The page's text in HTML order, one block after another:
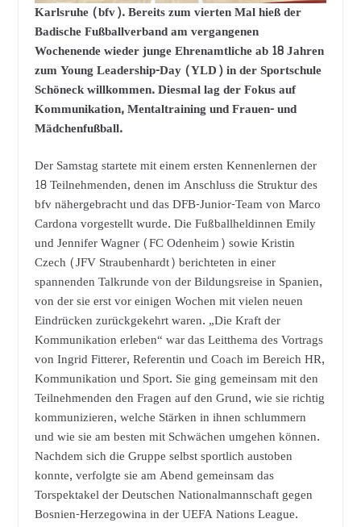
Karlsruhe (bfv). Bereits zum vierten Mal hieß der
Badische Fußballverband am vergangenen
Wochenende wieder junge Ehrenamtliche ab 18 Jahren
zum Young Leadership-Day (YLD) in der Sportschule
Schöneck willkommen. Diesmal lag der Fokus auf
Kommunikation, Mentaltraining und Frauen- und
Mädchenfußball.
Der Samstag startete mit einem ersten Kennenlernen der
18 Teilnehmenden, denen im Anschluss die Struktur des
bfv nähergebracht und das DFB-Junior-Team von Marco
Cardona vorgestellt wurde. Die Fußballheldinnen Emily
und Jennifer Wagner (FC Odenheim) sowie Kristin
Czech (JFV Straubenhardt) berichteten in einer
spannenden Talkrunde von der Bildungsreise in Spanien,
von der sie erst vor einigen Wochen mit vielen neuen
Eindrücken zurückgekehrt waren. „Die Kraft der
Kommunikation erleben“ war das Leitthema des Vortrags
von Ingrid Fitterer, Referentin und Coach im Bereich HR,
Kommunikation und Sport. Sie ging gemeinsam mit den
Teilnehmenden den Fragen auf den Grund, wie sie richtig
kommunizieren, welche Stärken in ihnen schlummern
und wie sie am besten mit Schwächen umgehen können.
Nachdem sich die Gruppe selbst sportlich austoben
konnte, verfolgte sie am Abend gemeinsam das
Torspektakel der Deutschen Nationalmannschaft gegen
Bosnien-Herzegowina in der UEFA Nations League.